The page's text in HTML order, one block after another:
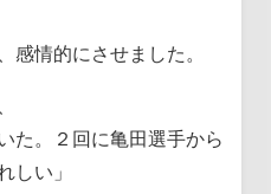
感情的にさせました。
た。２回に亀田選手から
しい」